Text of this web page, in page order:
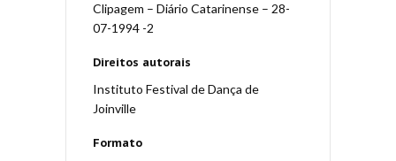
Clipagem – Diário Catarinense – 28-
07-1994 -2
Direitos autorais
Instituto Festival de Dança de
Joinville
Formato